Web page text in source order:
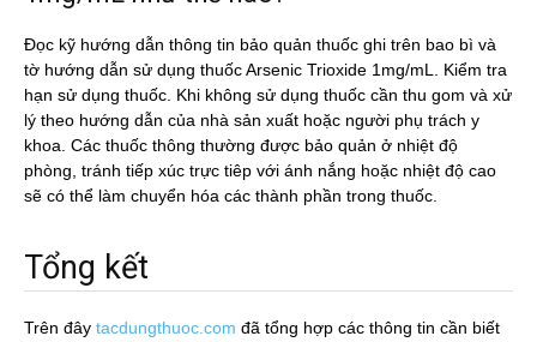
Đọc kỹ hướng dẫn thông tin bảo quản thuốc ghi trên bao bì và
tờ hướng dẫn sử dụng thuốc Arsenic Trioxide 1mg/mL. Kiểm tra
hạn sử dụng thuốc. Khi không sử dụng thuốc cần thu gom và xử
lý theo hướng dẫn của nhà sản xuất hoặc người phụ trách y
khoa. Các thuốc thông thường được bảo quản ở nhiệt độ
phòng, tránh tiếp xúc trực tiêp với ánh nắng hoặc nhiệt độ cao
sẽ có thể làm chuyển hóa các thành phần trong thuốc.
Tổng kết
Trên đây tacdungthuoc.com đã tổng hợp các thông tin cần biết